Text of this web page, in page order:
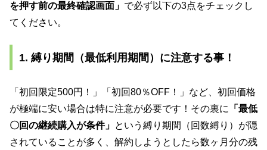
を押す前の最終確認画面」 で必ず以下の3点をチェックし
てください。
1. 縛り期間（最低利用期間）に注意する事！
「初回限定500円！」「初回80％OFF！」など、初回価格
が極端に安い場合は特に注意が必要です！その裏に
「最低
〇回の継続購入が条件」 という縛り期間（回数縛り）が隠
されていることが多く、解約しようとしたら数ヶ月分の残